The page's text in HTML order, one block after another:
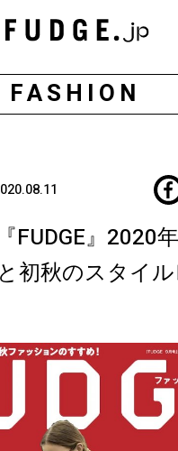
FASHION
FUDGE』2020
初秋のスタイ